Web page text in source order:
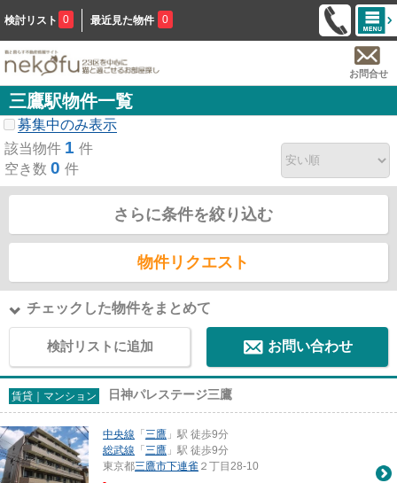
検討リスト 0 最近見た物件 0
お問合せ
三鷹駅物件一覧
募集中のみ表示
該当物件 1 件
空き数 0 件
さらに条件を絞り込む
物件リクエスト
チェックした物件をまとめて
検討リストに追加 お問い合わせ
賃貸｜マンション 日神パレステージ三鷹
中央線 「 三鷹 」駅 徒歩9分
総武線 「 三鷹 」駅 徒歩9分
東京都三鷹市下連雀 ２丁目28-10